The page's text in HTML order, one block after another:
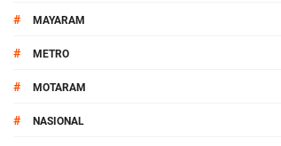
# MAYARAM
# METRO
# MOTARAM
# NASIONAL